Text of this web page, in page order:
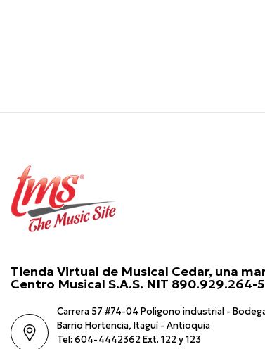
Redoblantes
Sinfónica
Percusión Folclórica
Platillos
Marcial
Andinos
Armónicas y Melódicas
Audio y Amplificación
Tienda Virtual de Musical Cedar, una
Centro Musical S.A.S. NIT 890.929.264-5
Carrera 57 #74-04 Poligono industrial -
Barrio Hortencia, Itaguí - Antioquia
Tel: 604-4442362 Ext. 122 y 123